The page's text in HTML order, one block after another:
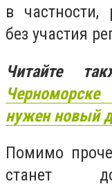
в частности,
без участия
Читайте
нужен новый
Помимо
станет